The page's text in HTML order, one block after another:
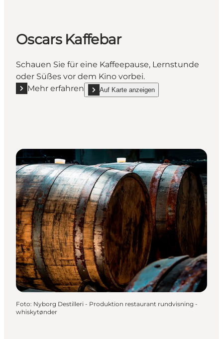
Oscars Kaffebar
Schauen Sie für eine Kaffeepause, Lernstunde
oder Süßes vor dem Kino vorbei.
Mehr erfahren
Mehr erfahren "Oscars Kaffebar"
Auf Karte anzeigen
show Oscars Kaffebar on_map
Foto: Nyborg Destilleri - Produktion restaurant rundvisning -
whiskytønder